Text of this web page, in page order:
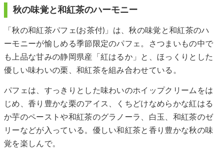
秋の味覚と和紅茶のハーモニー
「秋の和紅茶パフェ(お茶付)」は、秋の味覚と和紅茶のハ
ーモニーが愉しめる季節限定のパフェ。さつまいもの中で
も上品な甘みの静岡県産「紅はるか」と、ほっくりとした
優しい味わいの栗、和紅茶を組み合わせている。
パフェは、すっきりとした味わいのホイップクリームをは
じめ、香り豊かな栗のアイス、くちどけなめらかな紅はる
か芋のペーストや和紅茶のグラノーラ、白玉、和紅茶のゼ
リーなどが入っている。優しい和紅茶と香り豊かな秋の味
覚を楽しんで。